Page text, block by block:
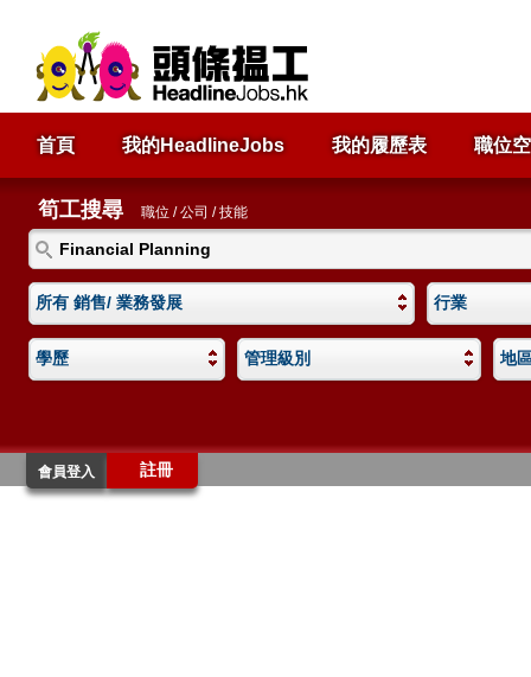
首頁 我的HeadlineJobs 我的履歷表 職位
筍工搜尋 職位 / 公司 / 技能
所有 銷售/ 業務發展 行業
學歷 管理級別 地
會員登入 註冊